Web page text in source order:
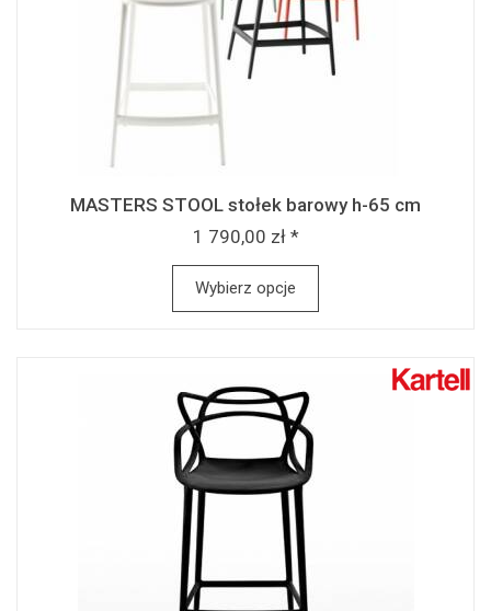
MASTERS STOOL stołek barowy h-65 cm
1 790,00 zł *
Wybierz opcje